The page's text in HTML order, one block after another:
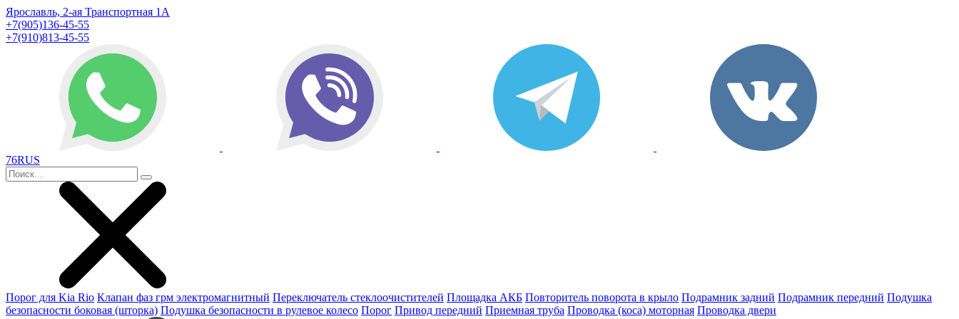
Ярославль, 2-ая Транспортная 1А
+7(905)136-45-55
+7(910)813-45-55
76RUS
Порог для Kia Rio Клапан фаз грм электромагнитный Переключатель стеклоочистителей Площадка АКБ Повторитель поворота в крыло Подрамник задний Подрамник передний Подушка
безопасности боковая (шторка) Подушка безопасности в рулевое колесо Порог Привод передний Приемная труба Проводка (коса) моторная Проводка двери